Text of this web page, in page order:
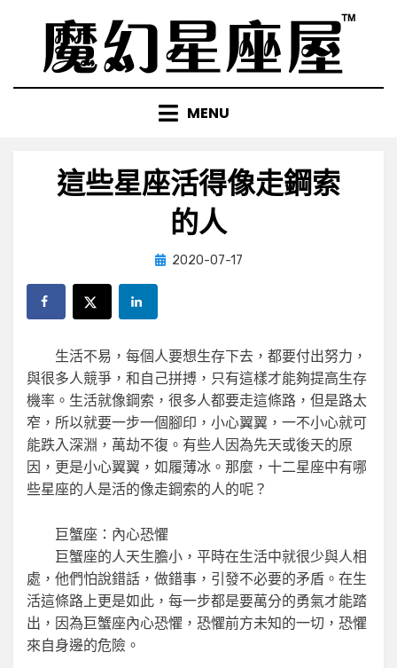
content
MENU
這些星座活得像走鋼索
的人
by小編
Posted
2020-07-17
生活不易，每個人要想生存下去，都要付出努力，
與很多人競爭，和自己拼搏，只有這樣才能夠提高生存
機率。生活就像鋼索，很多人都要走這條路，但是路太
窄，所以就要一步一個腳印，小心翼翼，一不小心就可
能跌入深淵，萬劫不復。有些人因為先天或後天的原
因，更是小心翼翼，如履薄冰。那麼，十二星座中有哪
些星座的人是活的像走鋼索的人的呢？
巨蟹座：內心恐懼
巨蟹座的人天生膽小，平時在生活中就很少與人相
處，他們怕說錯話，做錯事，引發不必要的矛盾。在生
活這條路上更是如此，每一步都是要萬分的勇氣才能踏
出，因為巨蟹座內心恐懼，恐懼前方未知的一切，恐懼
來自身邊的危險。